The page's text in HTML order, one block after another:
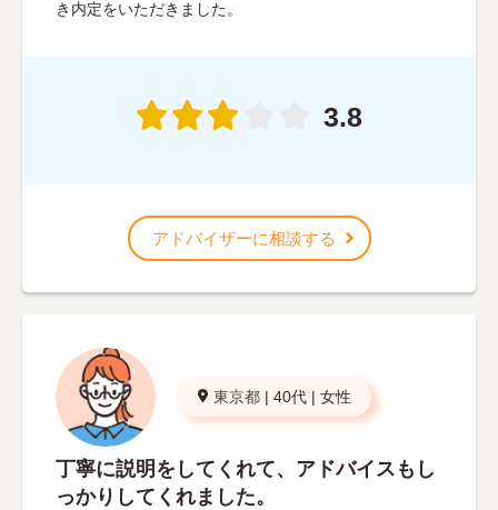
き内定をいただきました。
3.8
アドバイザーに相談する
東京都 | 40代 | 女性
丁寧に説明をしてくれて、アドバイスもし
っかりしてくれました。